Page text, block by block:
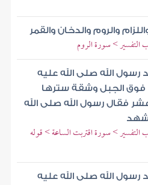
والروم والدخان والقمر
التفسير > سورة الروم
رسول الله صلى الله عليه
الجبل وشقة سترها
فقال رسول الله صلى الله
التفسير > سورة اقتربت الساعة > قوله
رسول الله صلى الله عليه